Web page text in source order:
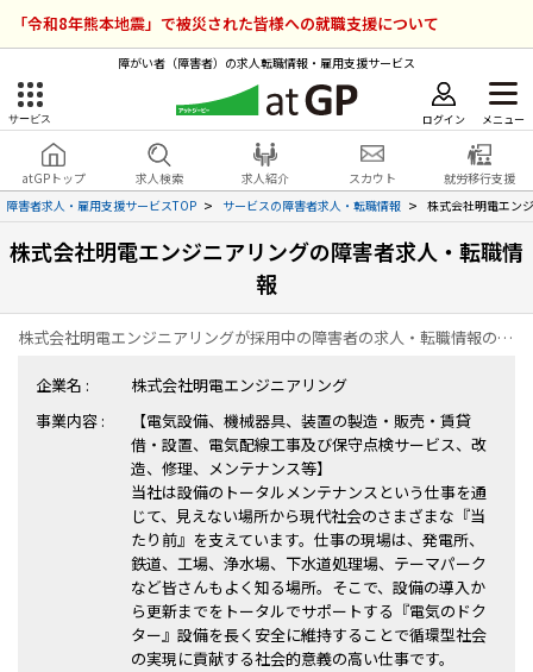
「令和8年熊本地震」で被災された皆様への就職支援について
障がい者（障害者）の求人転職情報・雇用支援サービス
サービス ログイン メニュー
atGPトップ 求人検索 求人紹介 スカウト
就労移行支援
障害者求人・雇用支援サービスTOP
サービスの障害者求人・転職情報 株式会社明電エン
株式会社明電エンジニアリングの障害者求人・転職情
報
株式会社明電エンジニアリングが採用中の障害者の求人・転職情報の一覧ページです。
企業名 :
株式会社明電エンジニアリング
事業内容 :
【電気設備、機械器具、装置の製造・販売・賃貸
借・設置、電気配線工事及び保守点検サービス、改
造、修理、メンテナンス等】
当社は設備のトータルメンテナンスという仕事を通
じて、見えない場所から現代社会のさまざまな『当
たり前』を支えています。仕事の現場は、発電所、
鉄道、工場、浄水場、下水道処理場、テーマパーク
など皆さんもよく知る場所。そこで、設備の導入か
ら更新までをトータルでサポートする『電気のドク
ター』設備を長く安全に維持することで循環型社会
の実現に貢献する社会的意義の高い仕事です。
障害者雇用のアットジーピー
サービスラインナップ
就転職支援サービス
障害者専門の就転職支援サービス
障害者アスリート専門の就転職支援サービス
ハイスキルな障害者の転職支援サービス
障害のある新卒学生専門の就職エージェントサービス
ログイン 会員登録 無料
atGPトップ
各種サービス
求人を検索する
求人を紹介してもらう
スカウトを受ける
就労移行支援サービス
就職・転職ノウハウ